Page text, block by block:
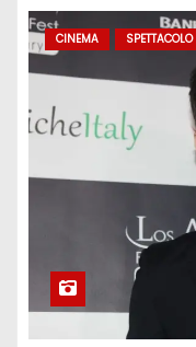
CINEMA SPETTACOLO